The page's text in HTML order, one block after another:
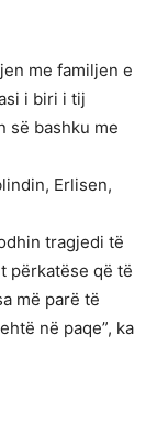
me familjen e
i biri i tij
së bashku me
Erlisen,
tragjedi të
përkatëse që të
më parë të
në paqe”, ka